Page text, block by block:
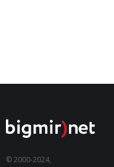
© 2000-2024,